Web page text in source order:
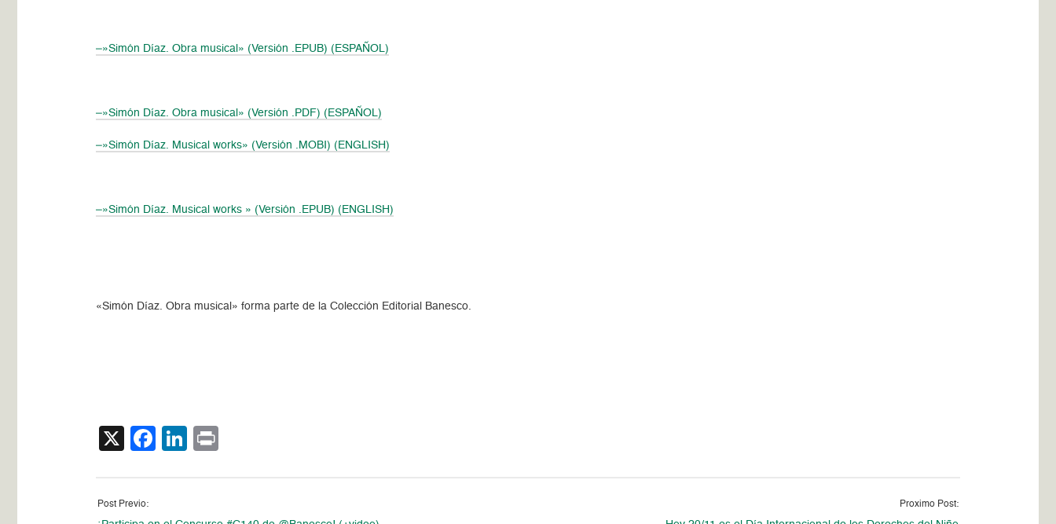
–»Simón Díaz. Obra musical» (Versión .EPUB) (ESPAÑOL)
–»Simón Díaz. Obra musical» (Versión .PDF) (ESPAÑOL)
–»Simón Díaz. Musical works» (Versión .MOBI) (ENGLISH)
–»Simón Díaz. Musical works » (Versión .EPUB) (ENGLISH)
«Simón Díaz. Obra musical» forma parte de la Colección Editorial Banesco.
X Facebook
LinkedIn
Post Previo: Proximo Post: